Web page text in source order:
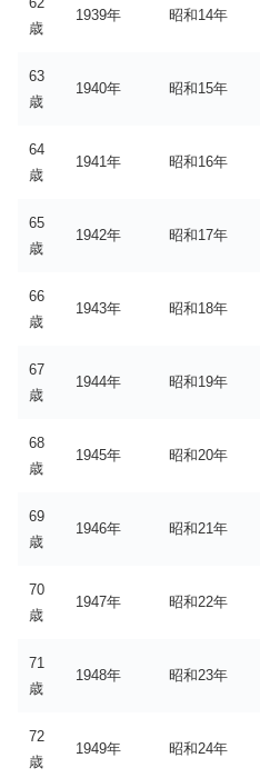
歳
1939年 昭和14年
63
歳
1940年 昭和15年
64
歳
1941年 昭和16年
65
歳
1942年 昭和17年
66
歳
1943年 昭和18年
67
歳
1944年 昭和19年
68
歳
1945年 昭和20年
69
歳
1946年 昭和21年
70
歳
1947年 昭和22年
71
歳
1948年 昭和23年
72
歳
1949年 昭和24年